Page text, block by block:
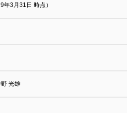
3月31日 時点）
光雄